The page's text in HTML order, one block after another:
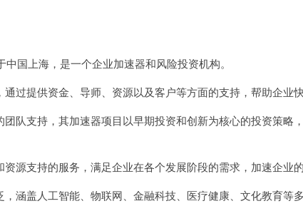
国上海，是一个企业加速器和风险投资机构。
提供资金、导师、资源以及客户等方面的支持，帮助企业快
队支持，其加速器项目以早期投资和创新为核心的投资策略
支持的服务，满足企业在各个发展阶段的需求，加速企业的
盖人工智能、物联网、金融科技、医疗健康、文化教育等多